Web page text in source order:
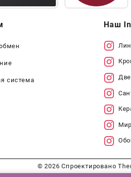
система
Наш
© 2026Спроектировано